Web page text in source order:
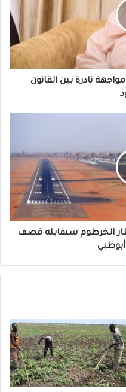
نادرة بين القانون
الخرطوم سيقابله قصف